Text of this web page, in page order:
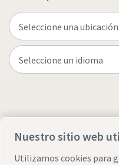
Nuestro sitio web
Utilizamos cookies para